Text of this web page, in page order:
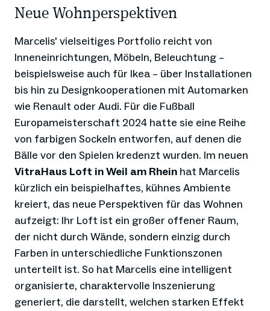
Neue Wohnperspektiven
Marcelis' vielseitiges Portfolio reicht von
Inneneinrichtungen, Möbeln, Beleuchtung –
beispielsweise auch für Ikea – über Installationen
bis hin zu Designkooperationen mit Automarken
wie Renault oder Audi. Für die Fußball
Europameisterschaft 2024 hatte sie eine Reihe
von farbigen Sockeln entworfen, auf denen die
Bälle vor den Spielen kredenzt wurden. Im neuen
VitraHaus Loft in Weil am Rhein hat Marcelis
kürzlich ein beispielhaftes, kühnes Ambiente
kreiert, das neue Perspektiven für das Wohnen
aufzeigt: Ihr Loft ist ein großer offener Raum,
der nicht durch Wände, sondern einzig durch
Farben in unterschiedliche Funktionszonen
unterteilt ist. So hat Marcelis eine intelligent
organisierte, charaktervolle Inszenierung
generiert, die darstellt, welchen starken Effekt